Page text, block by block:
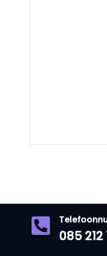
 085 212